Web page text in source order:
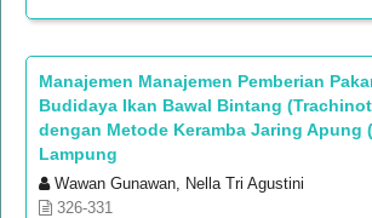
Manajemen Manajemen Pemberian
Budidaya Ikan Bawal Bintang
dengan Metode Keramba Jaring Apung
Lampung
Wawan Gunawan, Nella Tri Agustini
326-331